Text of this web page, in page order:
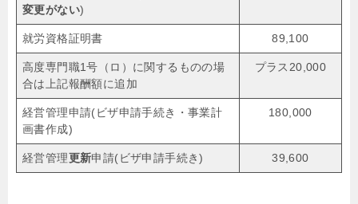
変更がない)
就労資格証明書 89,100
高度専門職1号（ロ）に関するものの場
合は上記報酬額に追加
プラス20,000
経営管理申請(ビザ申請手続き・事業計
画書作成)
180,000
経営管理更新申請(ビザ申請手続き) 39,600